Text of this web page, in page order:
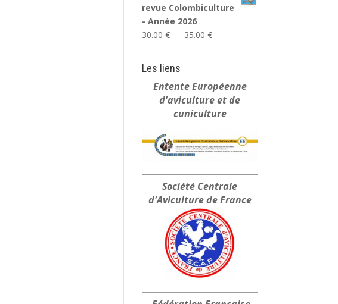
revue Colombiculture
- Année 2026
30.00€ – 35.00€Plage
à
35.00 €
Les liens
Entente Européenne
d'aviculture et de
cuniculture
Société Centrale
d'Aviculture de France